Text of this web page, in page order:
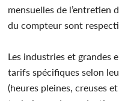
mensuelles de l’entretien
du compteur sont
Les industries et grandes
tarifs spécifiques selon
(heures pleines, creuses